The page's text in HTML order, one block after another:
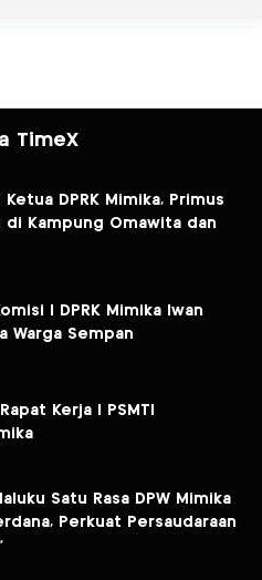
TimeX
Ketua DPRK Mimika, Primus
di Kampung Omawita dan
I DPRK Mimika Iwan
Warga Sempan
Kerja I PSMTI
Satu Rasa DPW Mimika
Perkuat Persaudaraan